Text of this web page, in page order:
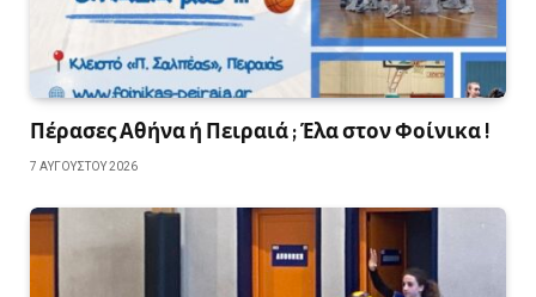
Πέρασες Αθήνα ή Πειραιά ; Έλα στον Φοίνικα !
7 ΑΥΓΟΎΣΤΟΥ 2026